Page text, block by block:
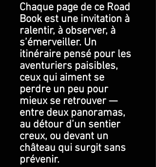
Chaque page de ce Road
Book est une invitation à
ralentir, à observer, à
s’émerveiller. Un
itinéraire pensé pour les
aventuriers paisibles,
ceux qui aiment se
perdre un peu pour
mieux se retrouver —
entre deux panoramas,
au détour d’un sentier
creux, ou devant un
château qui surgit sans
prévenir.